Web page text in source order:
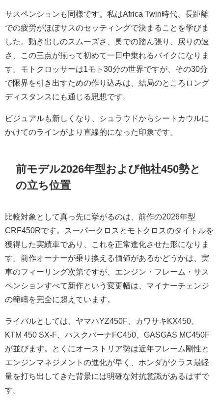
サスペンションも同様です。私はAfrica Twin時代、長距離
での疲労がほぼサスのセッティングで決まることを学びま
した。動き出しのスムーズさ、奥での踏ん張り、戻りの速
さ、この三点が揃って初めて一日中乗れるバイクになりま
す。モトクロッサーは1モト30分の世界ですが、その30分
で限界を引き出すための作り込みは、結局のところロング
ディスタンスにも通じる思想です。
ビジュアルも新しくなり、シュラウドからシートカウルに
かけてのラインがより直線的になった印象です。
前モデル2026年型および他社450勢と
の立ち位置
比較対象として真っ先に挙がるのは、前作の2026年型
CRF450Rです。スーパークロスとモトクロスのタイトルを
獲得した実績車であり、これを正常進化させた形になりま
す。前作オーナーが乗り換える価値があるかどうかは、実
車のフィーリング次第ですが、エンジン・フレーム・サス
ペンションすべて新作という変更幅は、マイナーチェンジ
の範疇を完全に超えています。
ライバルとしては、ヤマハYZ450F、カワサキKX450、
KTM 450 SX-F、ハスクバーナFC450、GASGAS MC450F
が並びます。とくにオーストリア勢は近年フレーム剛性と
エンジンマネジメントの進化が早く、ホンダがクラス最軽
量を打ち出してきた背景には明確な対抗意識があるはずで
す。